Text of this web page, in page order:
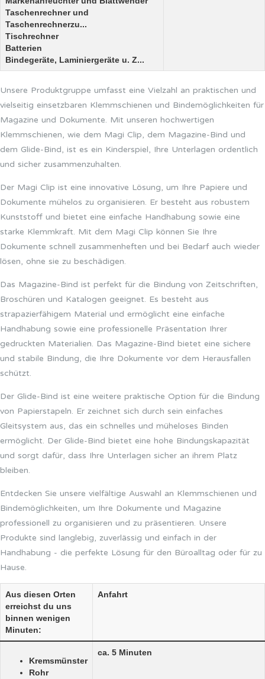
Taschenrechner und
Taschenrechnerzu...
Tischrechner
Batterien
Bindegeräte, Laminiergeräte u. Z...
Unsere Produktgruppe umfasst eine Vielzahl an praktischen und
vielseitig einsetzbaren Klemmschienen und Bindemöglichkeiten für
Magazine und Dokumente. Mit unseren hochwertigen
Klemmschienen, wie dem Magi Clip, dem Magazine-Bind und
dem Glide-Bind, ist es ein Kinderspiel, Ihre Unterlagen ordentlich
und sicher zusammenzuhalten.
Der Magi Clip ist eine innovative Lösung, um Ihre Papiere und
Dokumente mühelos zu organisieren. Er besteht aus robustem
Kunststoff und bietet eine einfache Handhabung sowie eine
starke Klemmkraft. Mit dem Magi Clip können Sie Ihre
Dokumente schnell zusammenheften und bei Bedarf auch wieder
lösen, ohne sie zu beschädigen.
Das Magazine-Bind ist perfekt für die Bindung von Zeitschriften,
Broschüren und Katalogen geeignet. Es besteht aus
strapazierfähigem Material und ermöglicht eine einfache
Handhabung sowie eine professionelle Präsentation Ihrer
gedruckten Materialien. Das Magazine-Bind bietet eine sichere
und stabile Bindung, die Ihre Dokumente vor dem Herausfallen
schützt.
Der Glide-Bind ist eine weitere praktische Option für die Bindung
von Papierstapeln. Er zeichnet sich durch sein einfaches
Gleitsystem aus, das ein schnelles und müheloses Binden
ermöglicht. Der Glide-Bind bietet eine hohe Bindungskapazität
und sorgt dafür, dass Ihre Unterlagen sicher an ihrem Platz
bleiben.
Entdecken Sie unsere vielfältige Auswahl an Klemmschienen und
Bindemöglichkeiten, um Ihre Dokumente und Magazine
professionell zu organisieren und zu präsentieren. Unsere
Produkte sind langlebig, zuverlässig und einfach in der
Handhabung - die perfekte Lösung für den Büroalltag oder für zu
Hause.
Aus diesen Orten
erreichst du uns
binnen wenigen
Minuten:
Anfahrt
Kremsmünster
Rohr
ca. 5 Minuten